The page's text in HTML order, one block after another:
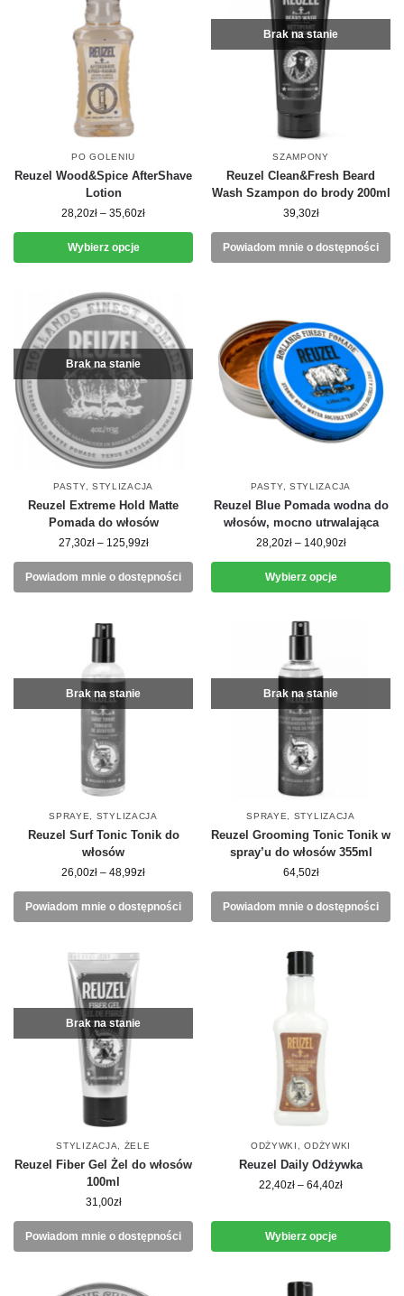
PO GOLENIU
Reuzel Wood&Spice AfterShave
Lotion
28,20zł – 35,60zł
Wybierz opcje
Brak na stanie
SZAMPONY
Reuzel Clean&Fresh Beard
Wash Szampon do brody 200ml
39,30zł
Powiadom mnie o dostępności
Brak na stanie
PASTY, STYLIZACJA
Reuzel Extreme Hold Matte
Pomada do włosów
27,30zł – 125,99zł
Powiadom mnie o dostępności
PASTY, STYLIZACJA
Reuzel Blue Pomada wodna do
włosów, mocno utrwalająca
28,20zł – 140,90zł
Wybierz opcje
Brak na stanie
SPRAYE STYLIZACJA
Reuzel Surf Tonic Tonik do
włosów
26,00zł – 48,99zł
Powiadom mnie o dostępności
Brak na stanie
SPRAYE STYLIZACJA
Reuzel Grooming Tonic Tonik w
spray’u do włosów 355ml
64,50zł
Powiadom mnie o dostępności
Brak na stanie
STYLIZACJA ŻELE
Reuzel Fiber Gel Żel do włosów
100ml
31,00zł
Powiadom mnie o dostępności
ODŻYWKI ,ODŻYWKI
Reuzel Daily Odżywka
22,40zł – 64,40zł
Wybierz opcje